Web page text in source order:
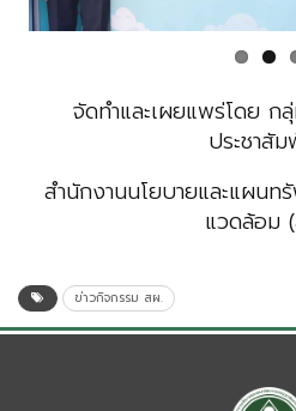
จัดทำและเผยแพร่โดย ก
ประชาสั
สำนักงานนโยบายและแผนท
แวดล้อม
ข่าวกิจกรรม สผ.